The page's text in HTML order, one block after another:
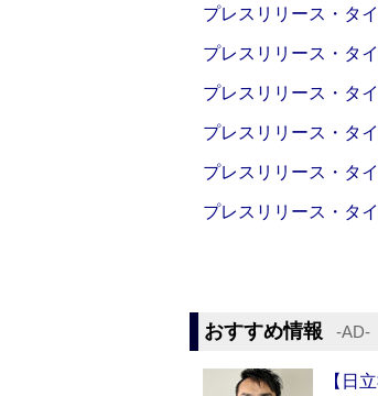
プレスリリース・タ
プレスリリース・タ
プレスリリース・タ
プレスリリース・タ
プレスリリース・タ
プレスリリース・タ
おすすめ情報 ‐AD‐
【日